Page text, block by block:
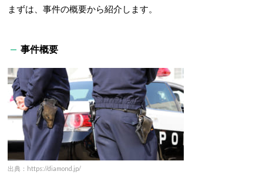
まずは、事件の概要から紹介します。
事件概要
出典：https://diamond.jp/